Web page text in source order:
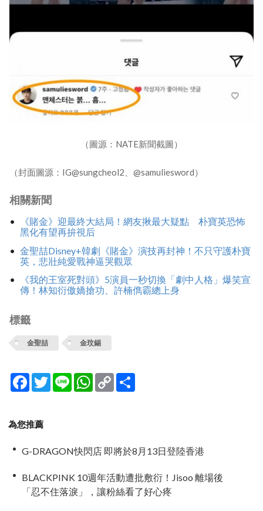
（圖源：NATE新聞截圖）
（封面圖源：IG@sungcheol2、@samuliesword）
相關新聞
《賭金》迎最終大結局！網友揪最大疑點 朴寶英恐怖
黑化有望再拚視后
金聖喆Disney+韓劇《賭金》演技再封神！不只守護朴寶
英，悲壯純愛戰神逼哭觀眾
《我的王室死對頭》5演員一秒切換「劇中人格」爆笑宣
傳！林知衍傲嬌搶功、許楠儁霸總上身
標籤
金聖喆 金玟錫
Facebook
TwitterLine WhatsApp
Copy
Link
為您推薦
G-DRAGON快閃店 即將於8月13日登陸香港
BLACKPINK 10週年活動遭批敷衍！Jisoo 離場後
「忍不住落淚」，讓粉絲看了好心疼